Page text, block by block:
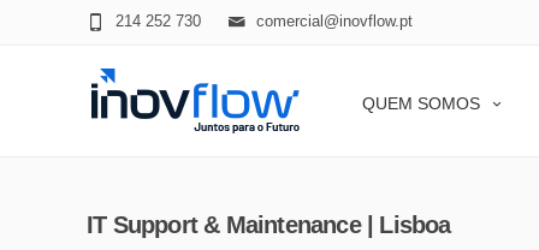
comercial@inovflow.pt
214 252 730
QUEM SOMOS
IT Support & Maintenance | Lisboa
modal-check